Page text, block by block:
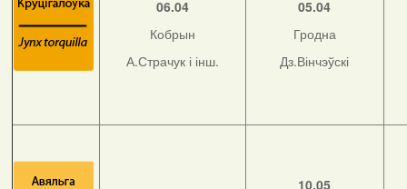
06.04
Кобрын
А.Страчук і інш.
05.04
Гродна
Дз.Вінчэўскі
10.05